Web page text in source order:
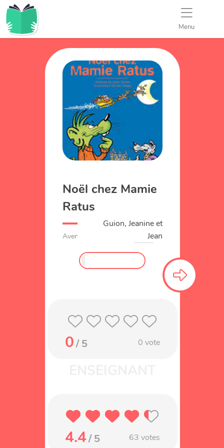
Menu
Noël chez Mamie
Ratus
Guion, Jeanine et
Jean
Aventure Ratus
0/ 5 0 vote
4.4/ 5 63 votes